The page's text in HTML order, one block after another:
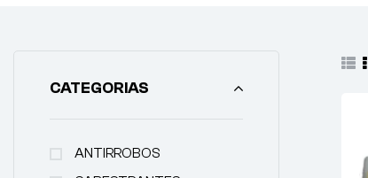
CATEGORIAS
ANTIRROBOS